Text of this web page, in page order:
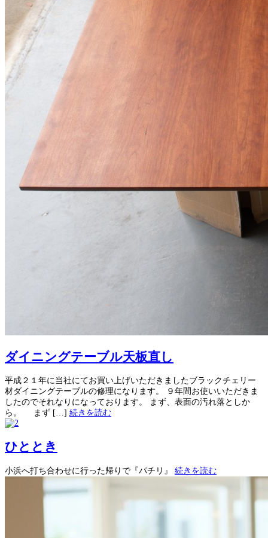
ダイニングテーブル天板直し
平成２１年に当社にてお買い上げいただきましたブラックチェリー
材ダイニングテーブルの修理になります。 ９年間お使いいただきま
したのでそれなりになっております。 まず、表面の汚れ落としか
ら。 まず […] 続きを読む
ひととき
小浜へ打ち合わせに行った帰りで『パチリ』 続きを読む